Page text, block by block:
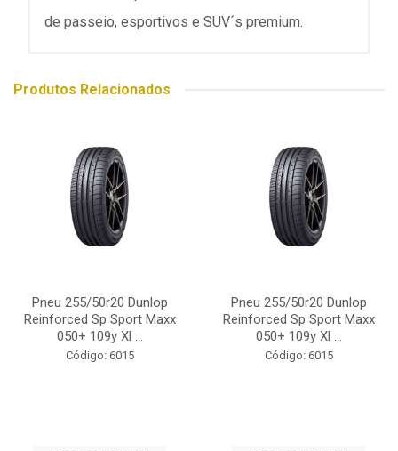
de passeio, esportivos e SUV´s premium.
Produtos Relacionados
Pneu 255/50r20 Dunlop
Reinforced Sp Sport Maxx
050+ 109y Xl ...
Código: 6015
Pneu 255/50r20 Dunlop
Reinforced Sp Sport Maxx
050+ 109y Xl ...
Código: 6015